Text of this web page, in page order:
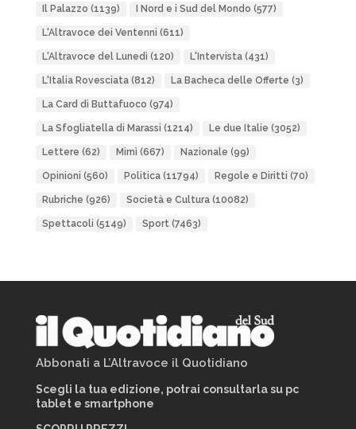
Il Palazzo (1139) I Nord e i Sud del Mondo (577)
L'Altravoce dei Ventenni (611)
L'Altravoce del Lunedì (120) L'Intervista(431)
L'Italia Rovesciata(812) La Bacheca delle Offerte (3)
La Card di Buttafuoco (974)
La Sfogliatella di Marassi (1214) Le due Italie (3052)
Lettere (62) Mimì (667) Nazionale (99)
Opinioni (560) Politica(11794) Regole e Diritti (70)
Rubriche (926) Società e Cultura(10082)
Spettacoli (5149) Sport(7463)
Abbonati a L’Altravoce il Quotidiano
Scegli la tua edizione, potrai consultarla su pc
tablet e smartphone